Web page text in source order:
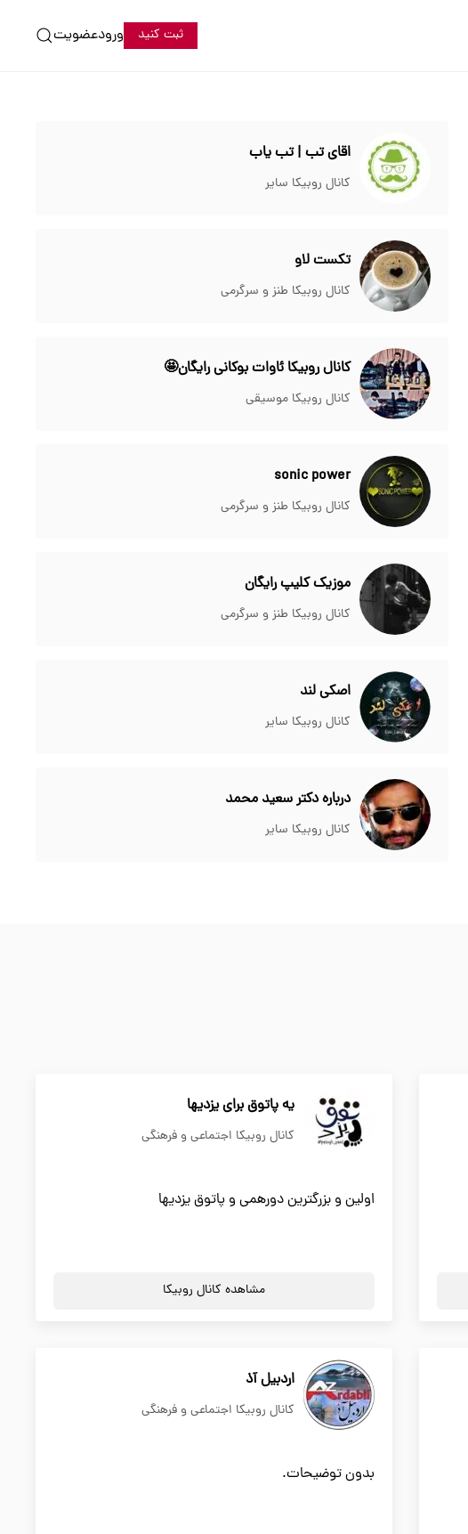
ثبت کنید ورودعضویت
اقای تب | تب یاب
کانال روبیکا سایر
تکست لاو
کانال روبیکا طنز و سرگرمی
کانال روبیکا ئاوات بوکانی رایگان🤩
کانال روبیکا موسیقی
sonic power
کانال روبیکا طنز و سرگرمی
موزیک کلیپ رایگان
کانال روبیکا طنز و سرگرمی
اصکی لند
کانال روبیکا سایر
درباره دکتر سعید محمد
کانال روبیکا سایر
یه پاتوق برای یزدیها
کانال روبیکا اجتماعی و فرهنگی
اولین و بزرگترین دورهمی و پاتوق یزدیها
مشاهده کانال روبیکا
اردبیل آذ
کانال روبیکا اجتماعی و فرهنگی
بدون توضیحات.